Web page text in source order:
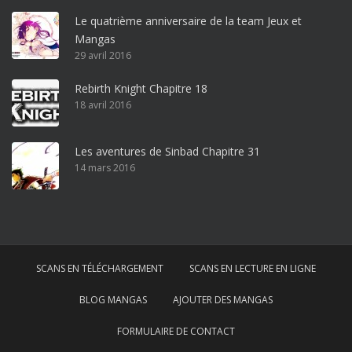
o
ff
i
c
e
3
r
d
Le quatrième anniversaire de la team Jeux et
Mangas
29 avril 2016
Rebirth Knight Chapitre 18
18 avril 2016
Les aventures de Sinbad Chapitre 31
14 mars 2016
SCANS EN TÉLÉCHARGEMENT SCANS EN LECTURE EN LIGNE
BLOG MANGAS AJOUTER DES MANGAS
FORMULAIRE DE CONTACT